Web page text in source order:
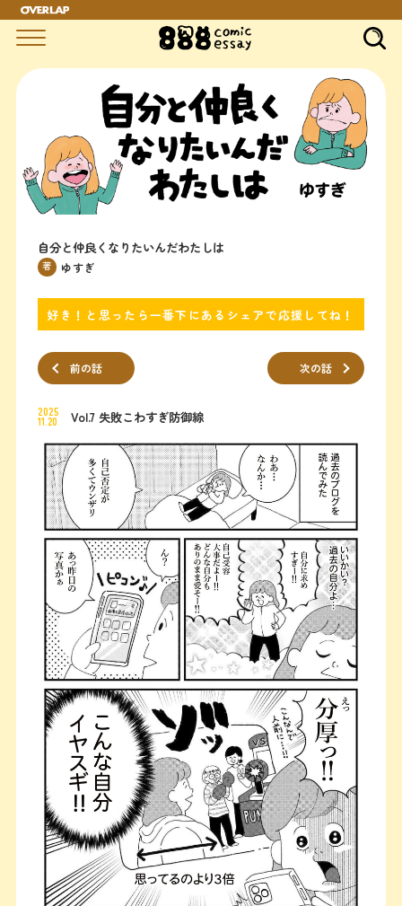
自分と仲良くなりたいんだわたしは
著 ゆすぎ
好き！と思ったら一番下にあるシェアで応援してね！
前の話 次の話
2025
11.20 Vol.7 失敗こわすぎ防御線